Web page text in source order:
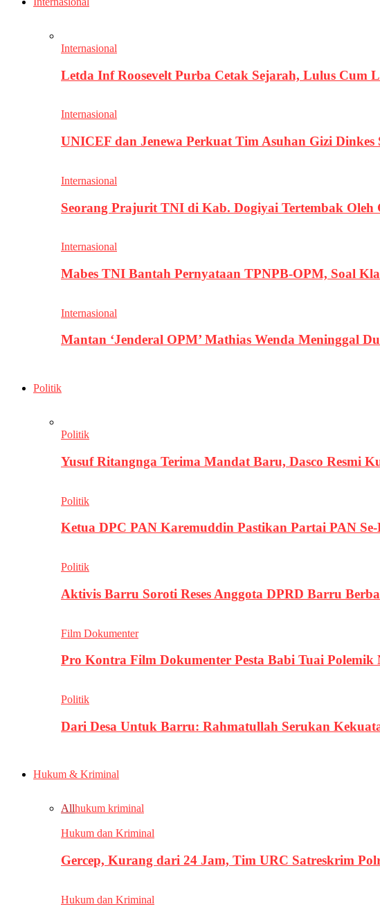
Internasional
Letda Inf Roosevelt Purba Cetak Sejarah, Lulus Cum
Internasional
UNICEF dan Jenewa Perkuat Tim Asuhan Gizi
Internasional
Seorang Prajurit TNI di Kab. Dogiyai Tertembak
Internasional
Mabes TNI Bantah Pernyataan TPNPB-OPM, Soal
Internasional
Mantan ‘Jenderal OPM’ Mathias Wenda Meninggal
Politik
Politik
Yusuf Ritangnga Terima Mandat Baru, Dasco Resmi
Politik
Ketua DPC PAN Karemuddin Pastikan Partai PAN
Politik
Aktivis Barru Soroti Reses Anggota DPRD Barru
Film Dokumenter
Pro Kontra Film Dokumenter Pesta Babi Tuai
Politik
Dari Desa Untuk Barru: Rahmatullah Serukan
Hukum & Kriminal
Allhukum kriminal
Hukum dan Kriminal
Gercep, Kurang dari 24 Jam, Tim URC Satreskrim
Hukum dan Kriminal